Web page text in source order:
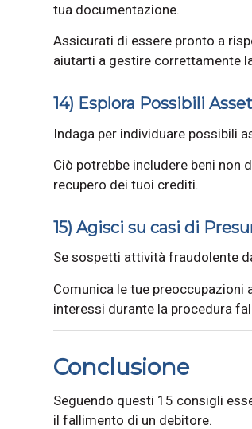
tua documentazione.
Assicurati di essere pronto a
aiutarti a gestire correttamente
14) Esplora Possibili
Indaga per individuare possibili
Ciò potrebbe includere beni non
recupero dei tuoi crediti.
15) Agisci su casi di
Se sospetti attività fraudolente
Comunica le tue
interessi durante la procedura
Conclusione
Seguendo questi 15 consigli
il fallimento di un debitore.